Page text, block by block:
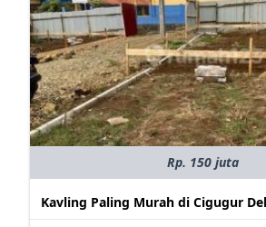
Rp. 150 juta
Kavling Paling Murah di Cigugur